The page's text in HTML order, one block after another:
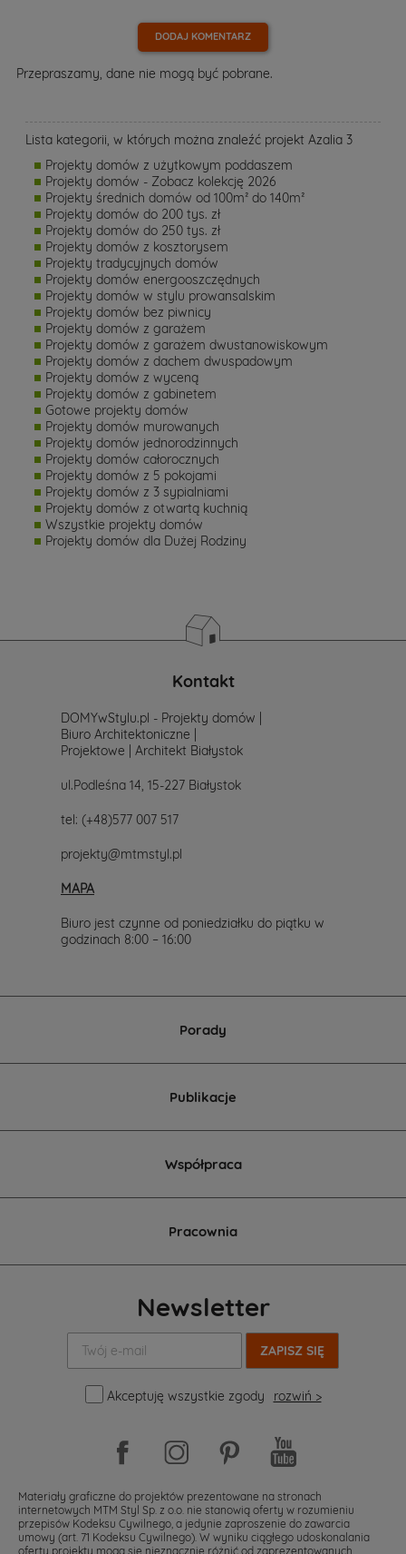
DODAJ KOMENTARZ
Przepraszamy, dane nie mogą być pobrane.
Lista kategorii, w których można znaleźć projekt Azalia 3
Projekty domów z użytkowym poddaszem
Projekty domów - Zobacz kolekcję 2026
Projekty średnich domów od 100m² do 140m²
Projekty domów do 200 tys. zł
Projekty domów do 250 tys. zł
Projekty domów z kosztorysem
Projekty tradycyjnych domów
Projekty domów energooszczędnych
Projekty domów w stylu prowansalskim
Projekty domów bez piwnicy
Projekty domów z garażem
Projekty domów z garażem dwustanowiskowym
Projekty domów z dachem dwuspadowym
Projekty domów z wyceną
Projekty domów z gabinetem
Gotowe projekty domów
Projekty domów murowanych
Projekty domów jednorodzinnych
Projekty domów całorocznych
Projekty domów z 5 pokojami
Projekty domów z 3 sypialniami
Projekty domów z otwartą kuchnią
Wszystkie projekty domów
Projekty domów dla Dużej Rodziny
Kontakt
DOMYwStylu.pl - Projekty domów |
Biuro Architektoniczne |
Projektowe | Architekt Białystok
ul.Podleśna 14, 15-227 Białystok
tel: (+48)577 007 517
projekty@mtmstyl.pl
MAPA
Biuro jest czynne od poniedziałku do piątku w
godzinach 8:00 – 16:00
Porady
Publikacje
Współpraca
Pracownia
Newsletter
mail:
Akceptuję wszystkie zgody
rozwiń >
Materiały graficzne do projektów prezentowane na stronach
internetowych MTM Styl Sp. z o.o. nie stanowią oferty w rozumieniu
przepisów Kodeksu Cywilnego, a jedynie zaproszenie do zawarcia
umowy (art. 71 Kodeksu Cywilnego). W wyniku ciągłego udoskonalania
oferty projekty mogą się nieznacznie różnić od zaprezentowanych